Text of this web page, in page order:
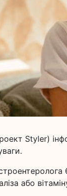
Styler)
або